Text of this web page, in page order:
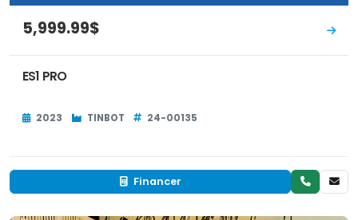
5,999.99$
ES1 PRO
2023 TINBOT 24-00135
Financer